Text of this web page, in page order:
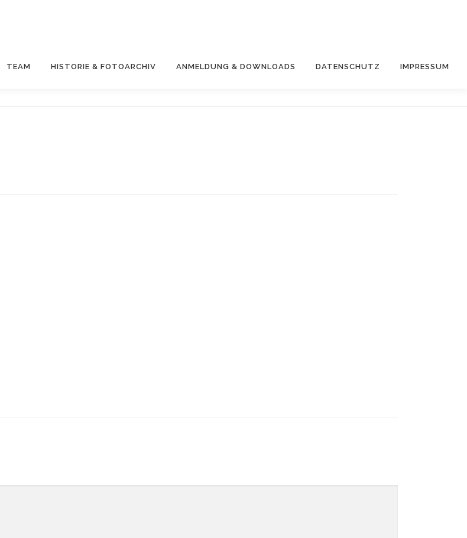
TEAM HISTORIE & FOTOARCHIV ANMELDUNG & DOWNLOADS DATENSCHUTZ IMPRESSUM